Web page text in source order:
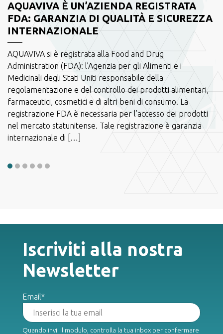
AQUAVIVA È UN’AZIENDA REGISTRATA
FDA: GARANZIA DI QUALITÀ E SICUREZZA
INTERNAZIONALE
AQUAVIVA si è registrata alla Food and Drug
Administration (FDA): l’Agenzia per gli Alimenti e i
Medicinali degli Stati Uniti responsabile della
regolamentazione e del controllo dei prodotti alimentari,
farmaceutici, cosmetici e di altri beni di consumo. La
registrazione FDA è necessaria per l’accesso dei prodotti
nel mercato statunitense. Tale registrazione è garanzia
internazionale di […]
Iscriviti alla nostra
Newsletter
Email*
Quando invii il modulo, controlla la tua inbox per confermare